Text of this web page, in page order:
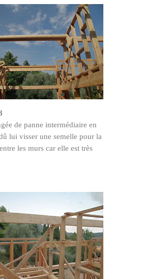
de panne intermédiaire en
lui visser une semelle pour la
les murs car elle est très